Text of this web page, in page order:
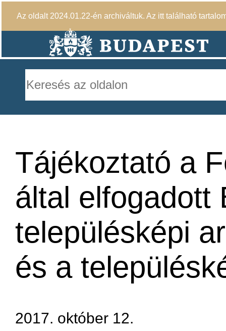
Az oldalt 2024.01.22-én archiváltuk. Az itt található
Tájékoztató a
által elfogadott
településképi
és a
2017. október 12.